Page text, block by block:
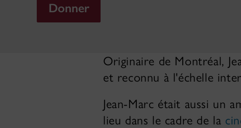
Donner
Originaire de Montréal,
et reconnu à l'échelle
Jean-Marc était aussi un
lieu dans le cadre de la